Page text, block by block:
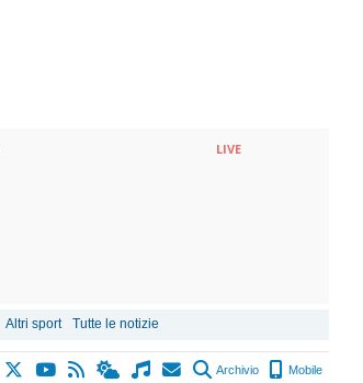
LIVE
Altri sport Tutte le notizie
Archivio Mobile